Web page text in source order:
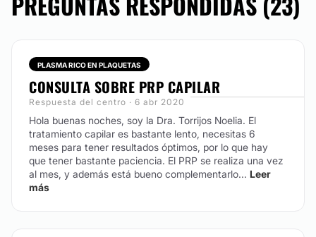
colágeno) Él objetivo de este tratamiento es estimular
CONTACTAR
CRIOLIPÓLISIS
La criolipólisis es un nuevo método surgido en el siglo
XXI no invasivo que reduce la grasa subcutánea sin
dañar en ningún momento la piel del paciente u otros
tejidos circundantes. Se ha demostrado que con la
PLASMA RICO EN PLAQUETAS
CONSULTA SOBRE PRP CAPILAR
Respuesta del centro · 6 abr 2020
Hola buenas noches, soy la Dra. Torrijos Noelia. El
tratamiento capilar es bastante lento, necesitas 6
meses para tener resultados óptimos, por lo que hay
que tener bastante paciencia. El PRP se realiza una vez
al mes, y además está bueno complementarlo... Leer
más